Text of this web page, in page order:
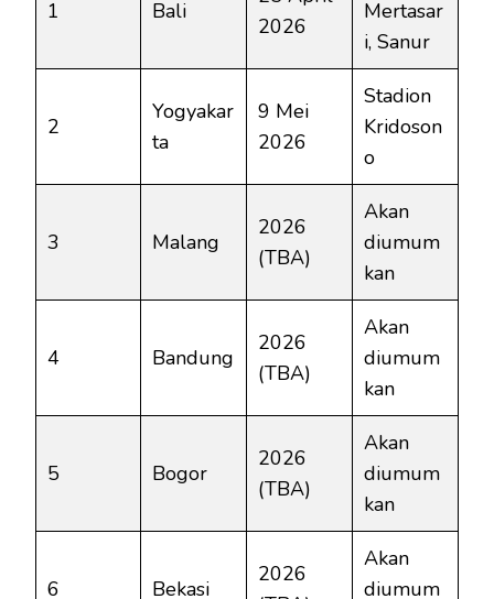
1 Bali
2026
Mertasar
i, Sanur
2
Yogyakar
ta
9 Mei
2026
Stadion
Kridoson
o
3 Malang
2026
(TBA)
Akan
diumum
kan
4 Bandung
2026
(TBA)
Akan
diumum
kan
5 Bogor
2026
(TBA)
Akan
diumum
kan
6 Bekasi
2026
Akan
diumum